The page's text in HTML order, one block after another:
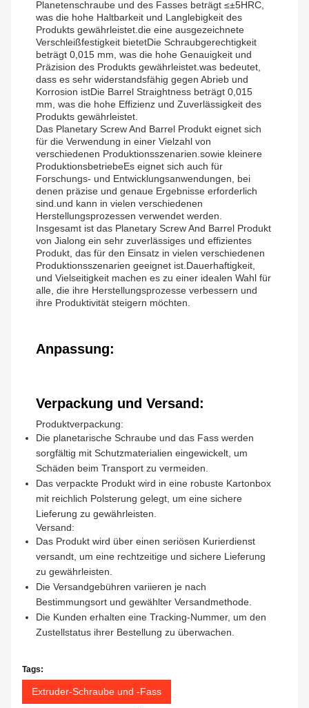
Planetenschraube und des Fasses beträgt ≤±5HRC,
was die hohe Haltbarkeit und Langlebigkeit des
Produkts gewährleistet.die eine ausgezeichnete
Verschleißfestigkeit bietetDie Schraubgerechtigkeit
beträgt 0,015 mm, was die hohe Genauigkeit und
Präzision des Produkts gewährleistet.was bedeutet,
dass es sehr widerstandsfähig gegen Abrieb und
Korrosion istDie Barrel Straightness beträgt 0,015
mm, was die hohe Effizienz und Zuverlässigkeit des
Produkts gewährleistet.
Das Planetary Screw And Barrel Produkt eignet sich
für die Verwendung in einer Vielzahl von
verschiedenen Produktionsszenarien.sowie kleinere
ProduktionsbetriebeEs eignet sich auch für
Forschungs- und Entwicklungsanwendungen, bei
denen präzise und genaue Ergebnisse erforderlich
sind.und kann in vielen verschiedenen
Herstellungsprozessen verwendet werden.
Insgesamt ist das Planetary Screw And Barrel Produkt
von Jialong ein sehr zuverlässiges und effizientes
Produkt, das für den Einsatz in vielen verschiedenen
Produktionsszenarien geeignet ist.Dauerhaftigkeit,
und Vielseitigkeit machen es zu einer idealen Wahl für
alle, die ihre Herstellungsprozesse verbessern und
ihre Produktivität steigern möchten.
Anpassung:
Verpackung und Versand:
Produktverpackung:
Die planetarische Schraube und das Fass werden
sorgfältig mit Schutzmaterialien eingewickelt, um
Schäden beim Transport zu vermeiden.
Das verpackte Produkt wird in eine robuste Kartonbox
mit reichlich Polsterung gelegt, um eine sichere
Lieferung zu gewährleisten.
Versand:
Das Produkt wird über einen seriösen Kurierdienst
versandt, um eine rechtzeitige und sichere Lieferung
zu gewährleisten.
Die Versandgebühren variieren je nach
Bestimmungsort und gewählter Versandmethode.
Die Kunden erhalten eine Tracking-Nummer, um den
Zustellstatus ihrer Bestellung zu überwachen.
Tags:
Extruder-Schraube und -Fass